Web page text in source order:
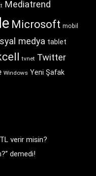
Mediatrend
Microsoft mobil
medya tablet
tvnet Twitter
Windows Yeni Şafak
verir misin?
demedi!